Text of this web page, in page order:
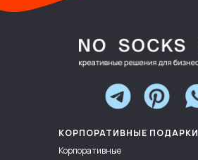
КОРПОРАТИВНЫЕ ПОДАРКИ
Корпоративные